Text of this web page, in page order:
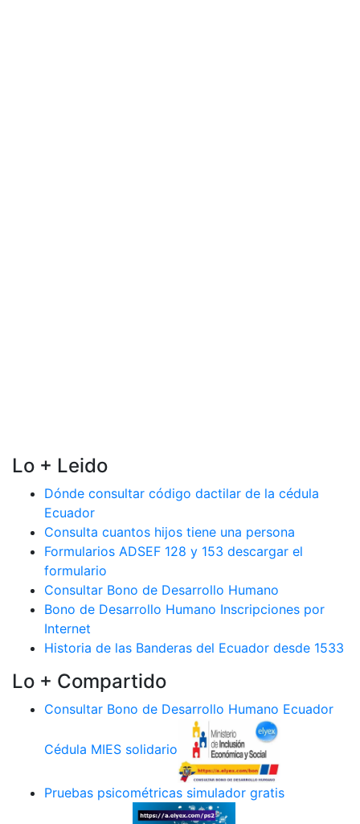
Lo + Leido
Dónde consultar código dactilar de la cédula
Ecuador
Consulta cuantos hijos tiene una persona
Formularios ADSEF 128 y 153 descargar el
formulario
Consultar Bono de Desarrollo Humano
Bono de Desarrollo Humano Inscripciones por
Internet
Historia de las Banderas del Ecuador desde 1533
Lo + Compartido
Consultar Bono de Desarrollo Humano Ecuador
Cédula MIES solidario
Pruebas psicométricas simulador gratis